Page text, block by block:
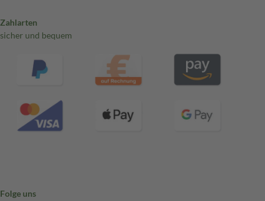
Zahlarten
sicher und bequem
Folge uns